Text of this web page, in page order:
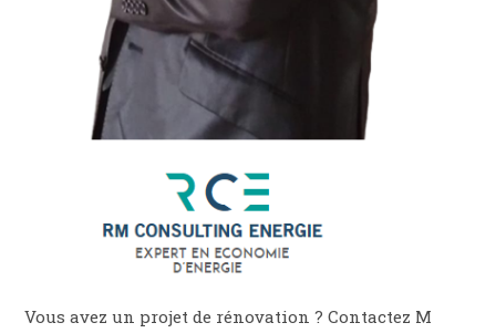
Vous avez un projet de rénovation ? Contactez M